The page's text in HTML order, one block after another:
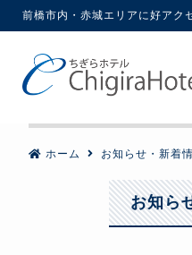
前橋市内・赤城エリアに好アク
ホーム お知らせ・新着
お知ら